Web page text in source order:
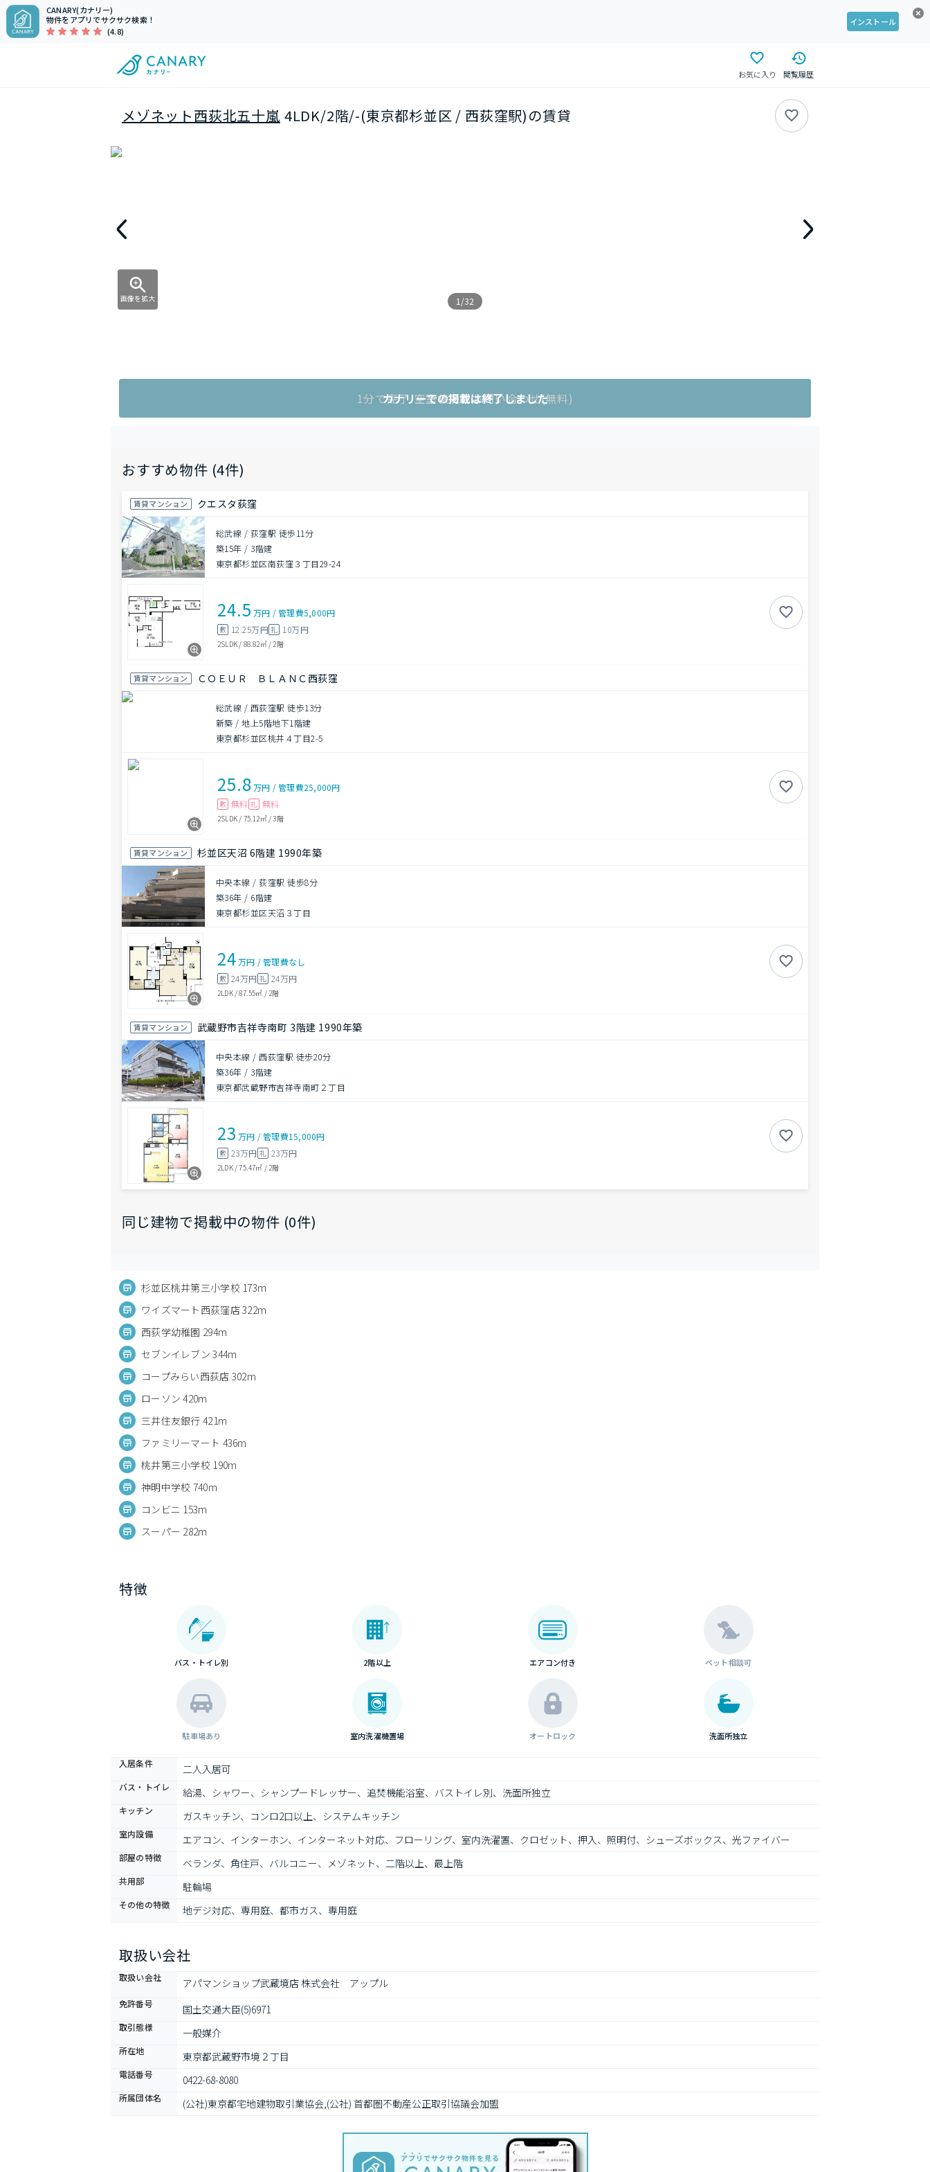
CANARY(カナリー)
物件をアプリでサクサク検索！
(4.8)
インストール
お気に入り 閲覧履歴
メゾネット西荻北五十嵐 4LDK/2階/-(東京都杉並区 / 西荻窪駅)の賃貸
画像を拡大 1/32
1分で完了!空室状況をお問い合わせ(無料)
カナリーでの掲載は終了しました
おすすめ物件 (4件)
賃貸マンション クエスタ荻窪
総武線 / 荻窪駅 徒歩11分
築15年 / 3階建
東京都杉並区南荻窪３丁目29-24
24.5 万円 /管理費5,000円
敷 12.25万円礼 10万円
2SLDK / 88.82㎡/ 2階
賃貸マンション ＣＯＥＵＲ ＢＬＡＮＣ西荻窪
総武線 / 西荻窪駅 徒歩13分
新築 /地上5階地下1階建
東京都杉並区桃井４丁目2-5
25.8万円 /管理費25,000円
敷 無料 礼 無料
2SLDK / 75.12㎡/3階
賃貸マンション 杉並区天沼 6階建 1990年築
中央本線 / 荻窪駅 徒歩8分
築36年 / 6階建
東京都杉並区天沼３丁目
24万円 /管理費なし
敷 24万円 礼 24万円
2LDK/87.55㎡ / 2階
賃貸マンション 武蔵野市吉祥寺南町 3階建 1990年築
中央本線 / 西荻窪駅 徒歩20分
築36年 / 3階建
東京都武蔵野市吉祥寺南町２丁目
23 万円 /管理費15,000円
敷 23万円 礼 23万円
2LDK/75.47㎡ / 2階
同じ建物で掲載中の物件 (0件)
杉並区桃井第三小学校 173m
ワイズマート西荻窪店 322m
西荻学幼稚園 294m
セブンイレブン 344m
コープみらい西荻店 302m
ローソン 420m
三井住友銀行 421m
ファミリーマート 436m
桃井第三小学校 190m
神明中学校 740m
コンビニ 153m
スーパー 282m
特徴
バス・トイレ別 2階以上 エアコン付き ペット相談可
駐車場あり 室内洗濯機置場 オートロック 洗面所独立
入居条件 二人入居可
バス・トイレ 給湯、シャワー、シャンプードレッサー、追焚機能浴室、バストイレ別、洗面所独立
キッチン ガスキッチン、コンロ2口以上、システムキッチン
室内設備 エアコン、インターホン、インターネット対応、フローリング、室内洗濯置、クロゼット、押入、照明付、シューズボックス、光ファイバー
部屋の特徴 ベランダ、角住戸、バルコニー、メゾネット、二階以上、最上階
共用部 駐輪場
その他の特徴 地デジ対応、専用庭、都市ガス、専用庭
取扱い会社
取扱い会社 アパマンショップ武蔵境店 株式会社　アップル
免許番号 国土交通大臣(5)6971
取引態様 一般媒介
所在地 東京都武蔵野市境２丁目
電話番号 0422-68-8080
所属団体名 (公社)東京都宅地建物取引業協会,(公社) 首都圏不動産公正取引協議会加盟